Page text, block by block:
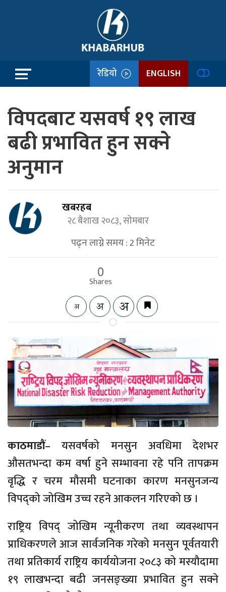
रेडियो ENGLISH
विपदबाट यसवर्ष १९ लाख
बढी प्रभावित हुन सक्ने
अनुमान
खबरहब
२८ बैशाख २०८३, सोमबार
पढ्न लाग्ने समय :2मिनेट
0
Shares
काठमाडौं– यसवर्षको मनसुन अवधिमा देशभर
औसतभन्दा कम वर्षा हुने सम्भावना रहे पनि तापक्रम
वृद्धि र चरम मौसमी घटनाका कारण मनसुनजन्य
विपद्को जोखिम उच्च रहने आकलन गरिएको छ ।
राष्ट्रिय विपद् जोखिम न्यूनीकरण तथा व्यवस्थापन
प्राधिकरणले आज सार्वजनिक गरेको मनसुन पूर्वतयारी
तथा प्रतिकार्य राष्ट्रिय कार्ययोजना २०८३ को मस्यौदामा
१९ लाखभन्दा बढी जनसङ्ख्या प्रभावित हुन सक्ने